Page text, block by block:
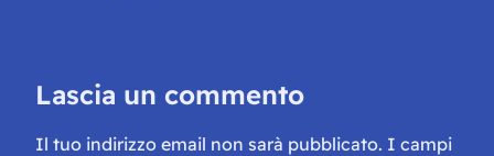
Lascia un commento
Il tuo indirizzo email non sarà pubblicato. I campi